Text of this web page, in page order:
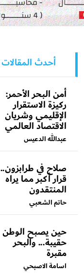
أحدث المقالات
أمن البحر الأحمر:
ركيزة الاستقرار
الإقليمي وشريان
الاقتصاد العالمي
عبدالله الدعيس
صلاح في طرابزون..
قرار أكبر مما يراه
المنتقدون
حاتم الشعبي
حين يصبح الوطن
حقيبة... والبحر
مقبرة
اسامة الاصبحي